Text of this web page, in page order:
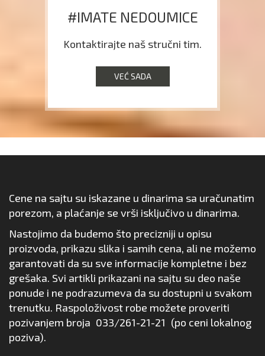
#IMATE NEDOUMICE
Kontaktirajte naš stručni tim.
VEĆ SADA
Cene na sajtu su iskazane u dinarima sa uračunatim
porezom, a plaćanje se vrši isključivo u dinarima.
Nastojimo da budemo što precizniji u opisu
proizvoda, prikazu slika i samih cena, ali ne možemo
garantovati da su sve informacije kompletne i bez
grešaka. Svi artikli prikazani na sajtu su deo naše
ponude i ne podrazumeva da su dostupni u svakom
trenutku. Raspoloživost robe možete proveriti
pozivanjem broja 033/261-21-21 (po ceni lokalnog
poziva).